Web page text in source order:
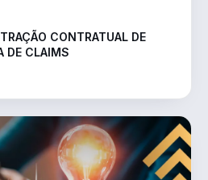
CONTRATUAL DE
DE CLAIMS